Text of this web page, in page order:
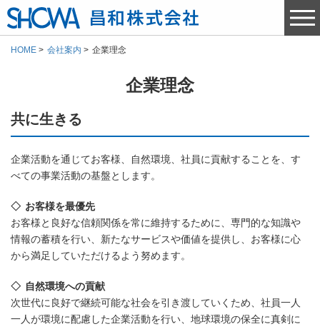
HOME 会社案内 企業理念
企業理念
共に生きる
企業活動を通じてお客様、自然環境、社員に貢献することを、す
べての事業活動の基盤とします。
お客様を最優先
お客様と良好な信頼関係を常に維持するために、専門的な知識や
情報の蓄積を行い、新たなサービスや価値を提供し、お客様に心
から満足していただけるよう努めます。
自然環境への貢献
次世代に良好で継続可能な社会を引き渡していくため、社員一人
一人が環境に配慮した企業活動を行い、地球環境の保全に真剣に